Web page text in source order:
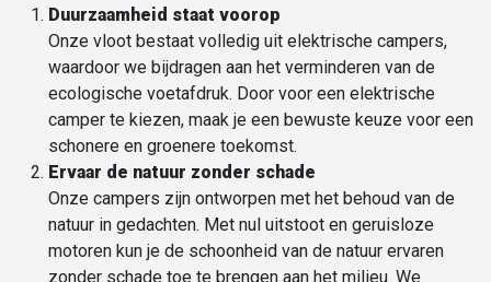
Duurzaamheid staat voorop
Onze vloot bestaat volledig uit elektrische campers,
waardoor we bijdragen aan het verminderen van de
ecologische voetafdruk. Door voor een elektrische
camper te kiezen, maak je een bewuste keuze voor een
schonere en groenere toekomst.
Ervaar de natuur zonder schade
Onze campers zijn ontworpen met het behoud van de
natuur in gedachten. Met nul uitstoot en geruisloze
motoren kun je de schoonheid van de natuur ervaren
zonder schade toe te brengen aan het milieu. We